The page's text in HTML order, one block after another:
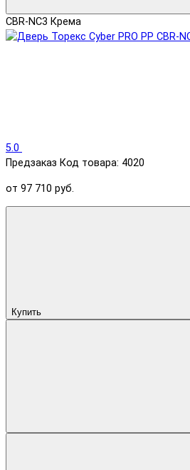
CBR-NC3 Крема
5.0
Предзаказ Код товара: 4020
от 97 710 руб.
Купить